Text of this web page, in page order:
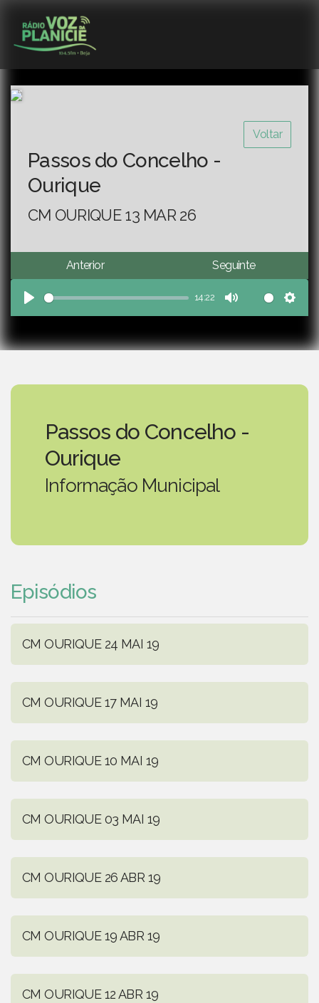
Voltar
Passos do Concelho -
Ourique
CM OURIQUE 13 MAR 26
Anterior Seguinte
Play
14:22
Mute
Passos do Concelho -
Ourique
Informação Municipal
Episódios
CM OURIQUE 24 MAI 19
CM OURIQUE 17 MAI 19
CM OURIQUE 10 MAI 19
CM OURIQUE 03 MAI 19
CM OURIQUE 26 ABR 19
CM OURIQUE 19 ABR 19
CM OURIQUE 12 ABR 19